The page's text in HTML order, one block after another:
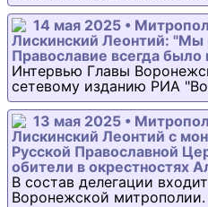
14 мая 2025 •
Лискинский Леонтий: "Мы
Православие всегда
Интервью Главы
сетевому изданию РИА
13 мая 2025 •
Лискинский Леонтий с
Русской Православной
обители в окрестностях
В состав делегации
Воронежской митрополии.